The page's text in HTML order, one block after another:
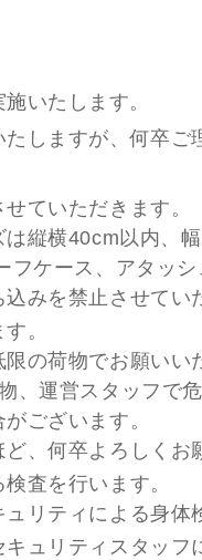
いたします。
しますが、何卒
ていただきます。
縦横40cm以内、
フケース、アタッ
みを禁止させてい
。
の荷物でお願いい
、運営スタッフで
ございます。
、何卒よろしくお
査を行います。
リティによる身体
ュリティスタッ